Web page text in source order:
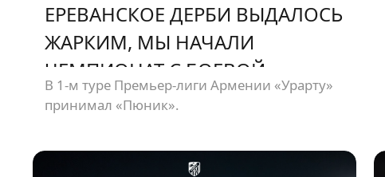
ЕРЕВАНСКОЕ ДЕРБИ ВЫДАЛОСЬ
ЖАРКИМ, МЫ НАЧАЛИ
ЧЕМПИОНАТ С БОЕВОЙ
НИЧЬЕЙ
В 1-м туре Премьер-лиги Армении «Урарту»
принимал «Пюник».